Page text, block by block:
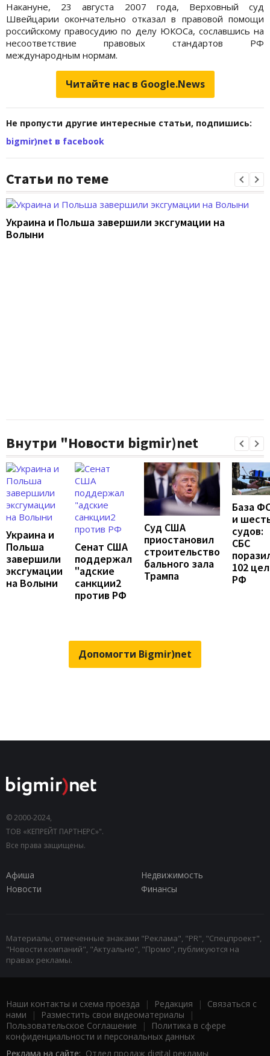
Накануне, 23 августа 2007 года, Верховный суд
Швейцарии окончательно отказал в правовой помощи
российскому правосудию по делу ЮКОСа, сославшись на
несоответствие правовых стандартов РФ
международным нормам.
Читайте нас в Google.News
Не пропусти другие интересные статьи, подпишись:
bigmir)net в facebook
Статьи по теме
Украина и Польша завершили эксгумации на
Волыни
Внутри "Новости bigmir)net
Украина и
Польша
завершили
эксгумации
на Волыни
Сенат США
поддержал
"адские
санкции2
против РФ
Суд США
приостановил
строительство
бального зала
Трампа
База
и
судов:
СБС
102
РФ
Допомогти Bigmir)net
© 2000-2024,
ТОВ «КЕПРЕЙТ ПАРТНЕРС»".
Все права защищены.
Афиша
Недвижимость
Новости
Финансы
Материалы, отмеченные знаками "Реклама", "PR", "Спецпроект",
"Новости компаний", "Актуально", "Промо", публикуются на
правах рекламы.
Наши контакты и схема проезда | Редакция | Связаться с
нами | Разместить свои видеоматериалы |
Пользовательское Соглашение |
Политика в сфере
конфиденциальности и персональных данных
Реклама на сайте: Отдел продаж digital рекламы